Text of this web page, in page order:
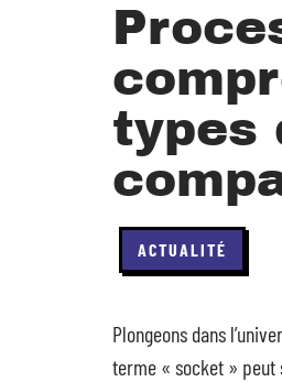
types
ACTUALITÉ
Plongeons dans
terme « socket » peut